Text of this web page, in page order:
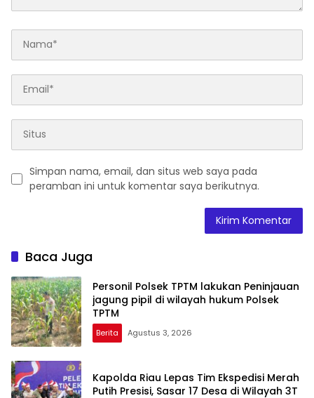
Simpan nama, email, dan situs web saya pada
peramban ini untuk komentar saya berikutnya.
Baca Juga
Personil Polsek TPTM lakukan Peninjauan
jagung pipil di wilayah hukum Polsek
TPTM
Berita Agustus 3, 2026
Kapolda Riau Lepas Tim Ekspedisi Merah
Putih Presisi, Sasar 17 Desa di Wilayah 3T